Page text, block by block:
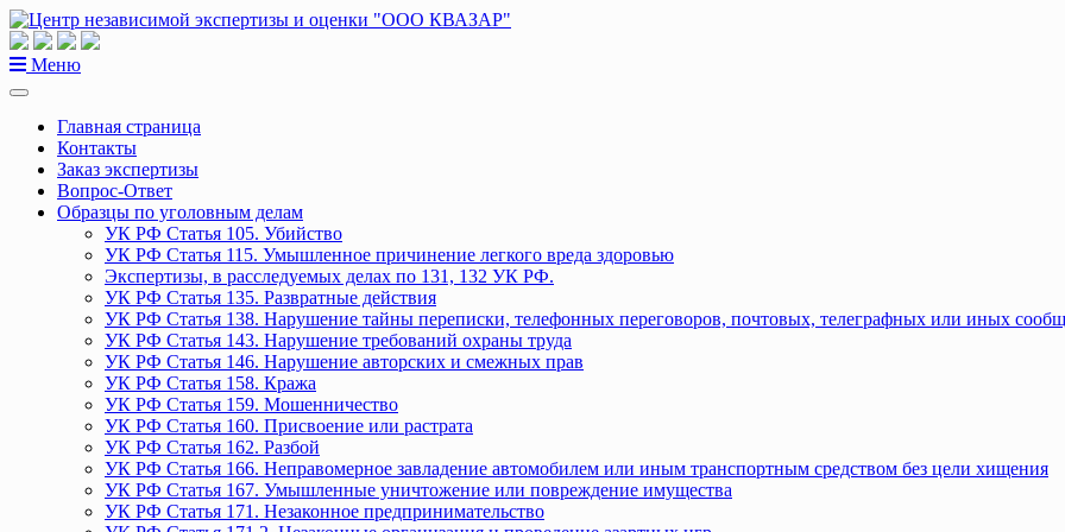
Перейти
к
содержанию
Меню
Главная страница
Контакты
Заказ экспертизы
Вопрос-Ответ
Образцы по уголовным делам
УК РФ Статья 105. Убийство
УК РФ Статья 115. Умышленное причинение легкого вреда здоровью
Экспертизы, в расследуемых делах по 131, 132 УК РФ.
УК РФ Статья 135. Развратные действия
УК РФ Статья 138. Нарушение тайны переписки, телефонных переговоров, почтовых, телеграфных или иных
УК РФ Статья 143. Нарушение требований охраны труда
УК РФ Статья 146. Нарушение авторских и смежных прав
УК РФ Статья 158. Кража
УК РФ Статья 159. Мошенничество
УК РФ Статья 160. Присвоение или растрата
УК РФ Статья 162. Разбой
УК РФ Статья 166. Неправомерное завладение автомобилем или иным транспортным средством без цели хищения
УК РФ Статья 167. Умышленные уничтожение или повреждение имущества
УК РФ Статья 171. Незаконное предпринимательство